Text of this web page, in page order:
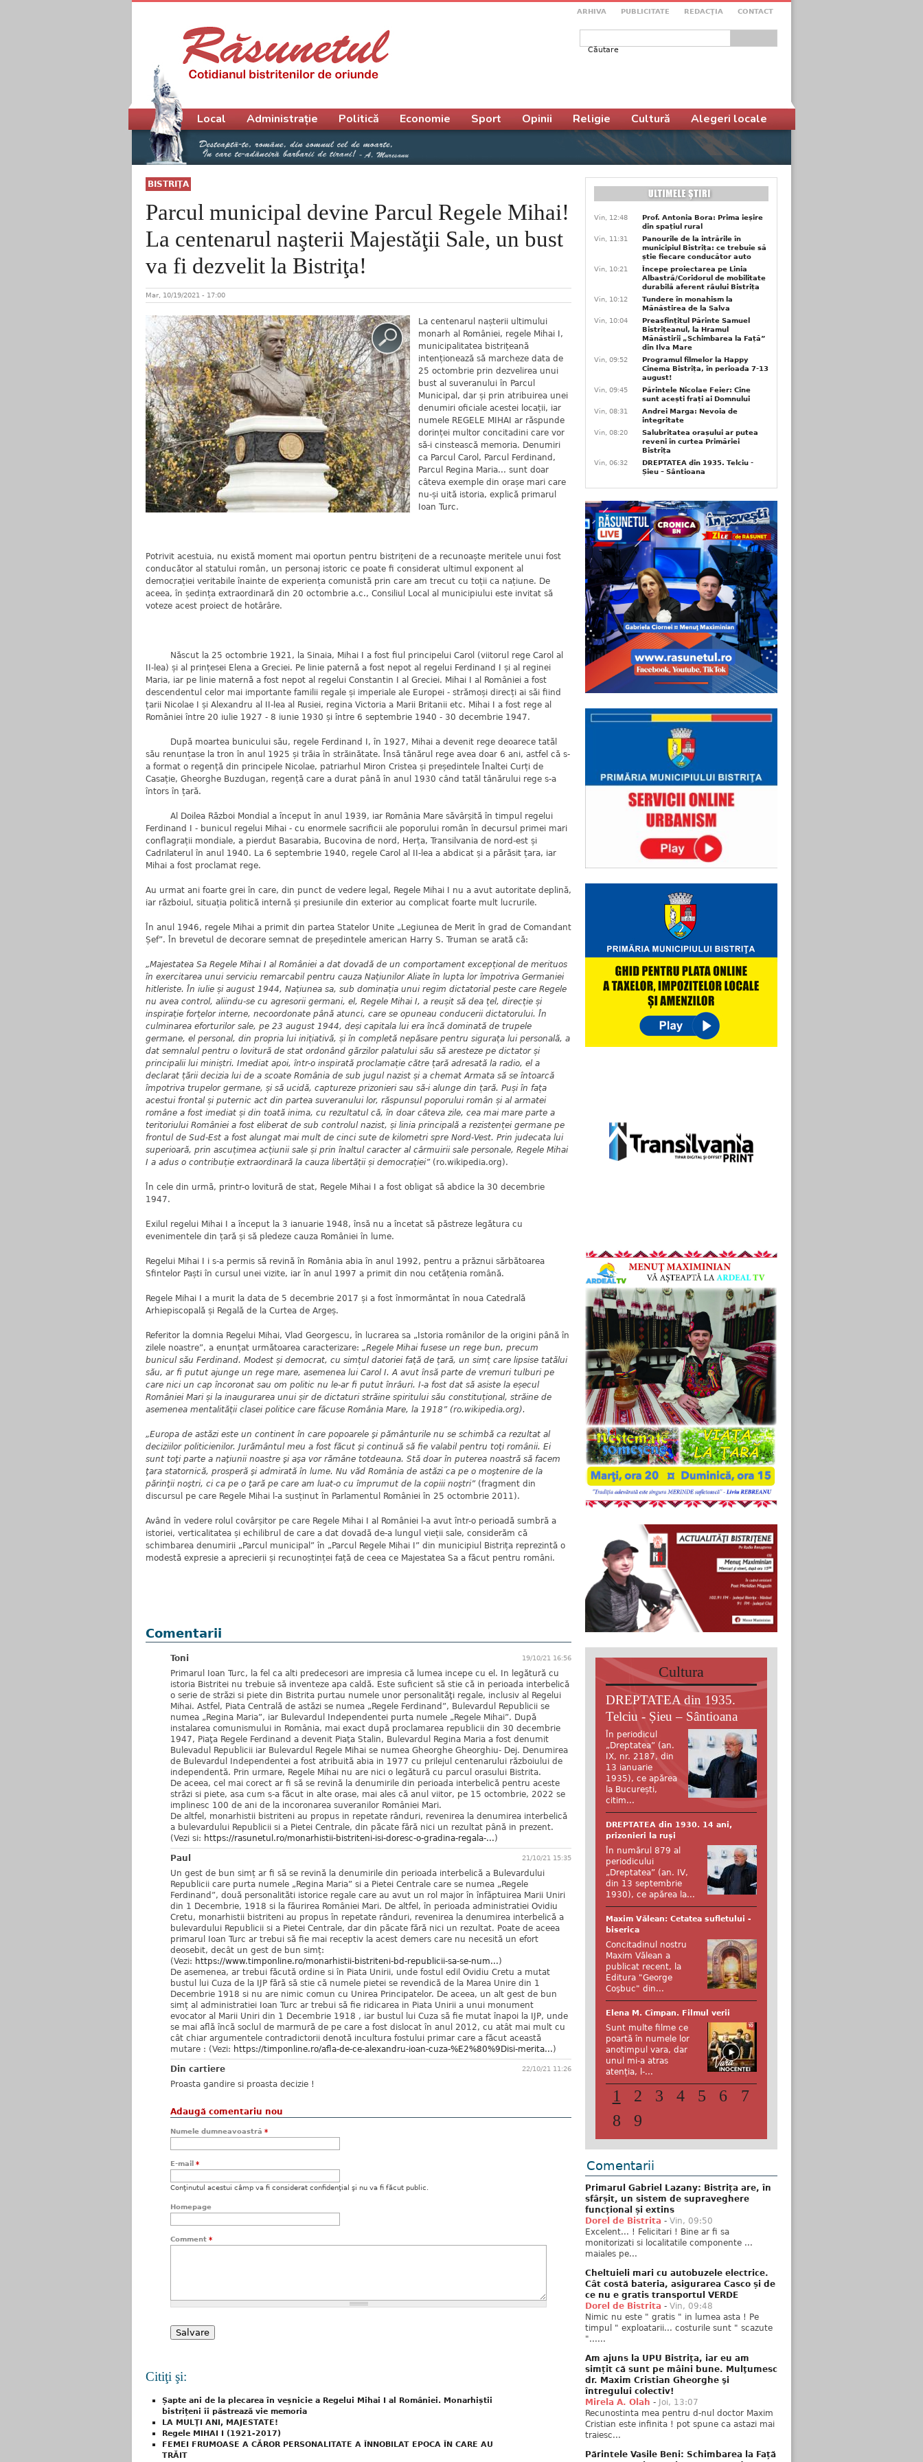
ARHIVA PUBLICITATE REDACŢIA CONTACT
Formular de căutare
BISTRIŢA
Parcul municipal devine Parcul Regele Mihai!
La centenarul naşterii Majestăţii Sale, un bust
va fi dezvelit la Bistriţa!
Mar, 10/19/2021 - 17:00
La centenarul nașterii ultimului
monarh al României, regele Mihai I,
municipalitatea bistrițeană
intenționează să marcheze data de
25 octombrie prin dezvelirea unui
bust al suveranului în Parcul
Municipal, dar și prin atribuirea unei
denumiri oficiale acestei locații, iar
numele REGELE MIHAI ar răspunde
dorinței multor concitadini care vor
să-i cinstească memoria. Denumiri
ca Parcul Carol, Parcul Ferdinand,
Parcul Regina Maria... sunt doar
câteva exemple din orașe mari care
nu-și uită istoria, explică primarul
Ioan Turc.
Potrivit acestuia, nu există moment mai oportun pentru bistrițeni de a recunoaște meritele unui fost
conducător al statului român, un personaj istoric ce poate fi considerat ultimul exponent al
democrației veritabile înainte de experiența comunistă prin care am trecut cu toții ca națiune. De
aceea, în ședința extraordinară din 20 octombrie a.c., Consiliul Local al municipiului este invitat să
voteze acest proiect de hotârâre.
Născut la 25 octombrie 1921, la Sinaia, Mihai I a fost fiul principelui Carol (viitorul rege Carol al
II-lea) și al prințesei Elena a Greciei. Pe linie paternă a fost nepot al regelui Ferdinand I și al reginei
Maria, iar pe linie maternă a fost nepot al regelui Constantin I al Greciei. Mihai I al României a fost
descendentul celor mai importante familii regale și imperiale ale Europei - strămoși direcți ai săi fiind
țarii Nicolae I și Alexandru al II-lea al Rusiei, regina Victoria a Marii Britanii etc. Mihai I a fost rege al
României între 20 iulie 1927 - 8 iunie 1930 și între 6 septembrie 1940 - 30 decembrie 1947.
După moartea bunicului său, regele Ferdinand I, în 1927, Mihai a devenit rege deoarece tatăl
său renunțase la tron în anul 1925 și trăia în străinătate. Însă tânărul rege avea doar 6 ani, astfel că s-
a format o regență din principele Nicolae, patriarhul Miron Cristea și președintele Înaltei Curți de
Casație, Gheorghe Buzdugan, regență care a durat până în anul 1930 când tatăl tânărului rege s-a
întors în țară.
Al Doilea Război Mondial a început în anul 1939, iar România Mare săvârșită în timpul regelui
Ferdinand I - bunicul regelui Mihai - cu enormele sacrificii ale poporului român în decursul primei mari
conflagrații mondiale, a pierdut Basarabia, Bucovina de nord, Herța, Transilvania de nord-est și
Cadrilaterul în anul 1940. La 6 septembrie 1940, regele Carol al II-lea a abdicat și a părăsit țara, iar
Mihai a fost proclamat rege.
Au urmat ani foarte grei în care, din punct de vedere legal, Regele Mihai I nu a avut autoritate deplină,
iar războiul, situația politică internă și presiunile din exterior au complicat foarte mult lucrurile.
În anul 1946, regele Mihai a primit din partea Statelor Unite „Legiunea de Merit în grad de Comandant
Șef”. În brevetul de decorare semnat de președintele american Harry S. Truman se arată că:
„Majestatea Sa Regele Mihai I al României a dat dovadă de un comportament excepțional de merituos
în exercitarea unui serviciu remarcabil pentru cauza Națiunilor Aliate în lupta lor împotriva Germaniei
hitleriste. În iulie și august 1944, Națiunea sa, sub dominația unui regim dictatorial peste care Regele
nu avea control, aliindu-se cu agresorii germani, el, Regele Mihai I, a reușit să dea țel, direcție și
inspirație forțelor interne, necoordonate până atunci, care se opuneau conducerii dictatorului. În
culminarea eforturilor sale, pe 23 august 1944, deși capitala lui era încă dominată de trupele
germane, el personal, din propria lui inițiativă, și în completă nepăsare pentru sigurața lui personală, a
dat semnalul pentru o lovitură de stat ordonând gărzilor palatului său să aresteze pe dictator și
principalii lui miniștri. Imediat apoi, într-o inspirată proclamație către țară adresată la radio, el a
declarat țării decizia lui de a scoate România de sub jugul nazist și a chemat Armata să se întoarcă
împotriva trupelor germane, și să ucidă, captureze prizonieri sau să-i alunge din țară. Puși în fața
acestui frontal și puternic act din partea suveranului lor, răspunsul poporului român și al armatei
române a fost imediat și din toată inima, cu rezultatul că, în doar câteva zile, cea mai mare parte a
teritoriului României a fost eliberat de sub controlul nazist, și linia principală a rezistenței germane pe
frontul de Sud-Est a fost alungat mai mult de cinci sute de kilometri spre Nord-Vest. Prin judecata lui
superioară, prin ascuțimea acțiunii sale și prin înaltul caracter al cârmuirii sale personale, Regele Mihai
I a adus o contribuție extraordinară la cauza libertății și democrației”(ro.wikipedia.org).
În cele din urmă, printr-o lovitură de stat, Regele Mihai I a fost obligat să abdice la 30 decembrie
1947.
Exilul regelui Mihai I a început la 3 ianuarie 1948, însă nu a încetat să păstreze legătura cu
evenimentele din țară și să pledeze cauza României în lume.
Regelui Mihai I i s-a permis să revină în România abia în anul 1992, pentru a prăznui sărbătoarea
Sfintelor Paști în cursul unei vizite, iar în anul 1997 a primit din nou cetățenia română.
Regele Mihai I a murit la data de 5 decembrie 2017 și a fost înmormântat în noua Catedrală
Arhiepiscopală și Regală de la Curtea de Argeș.
Referitor la domnia Regelui Mihai, Vlad Georgescu, în lucrarea sa „Istoria românilor de la origini până în
zilele noastre”, a enunțat următoarea caracterizare: „Regele Mihai fusese un rege bun, precum
bunicul său Ferdinand. Modest și democrat, cu simțul datoriei față de țară, un simț care lipsise tatălui
său, ar fi putut ajunge un rege mare, asemenea lui Carol I. A avut însă parte de vremuri tulburi pe
care nici un cap încoronat sau om politic nu le-ar fi putut înrâuri. I-a fost dat să asiste la eșecul
României Mari și la inaugurarea unui șir de dictaturi străine spiritului său constituțional, străine de
asemenea mentalității clasei politice care făcuse România Mare, la 1918” (ro.wikipedia.org).
„Europa de astăzi este un continent în care popoarele şi pământurile nu se schimbă ca rezultat al
deciziilor politicienilor. Jurământul meu a fost făcut şi continuă să fie valabil pentru toţi românii. Ei
sunt toţi parte a naţiunii noastre şi aşa vor rămâne totdeauna. Stă doar în puterea noastră să facem
ţara statornică, prosperă şi admirată în lume. Nu văd România de astăzi ca pe o moştenire de la
părinţii noştri, ci ca pe o ţară pe care am luat-o cu împrumut de la copiii noştri” (fragment din
discursul pe care Regele Mihai l-a susținut în Parlamentul României în 25 octombrie 2011).
Având în vedere rolul covârșitor pe care Regele Mihai I al României l-a avut într-o perioadă sumbră a
istoriei, verticalitatea și echilibrul de care a dat dovadă de-a lungul vieții sale, considerăm că
schimbarea denumirii „Parcul municipal” în „Parcul Regele Mihai I” din municipiul Bistrița reprezintă o
modestă expresie a aprecierii și recunoștinței față de ceea ce Majestatea Sa a făcut pentru români.
Comentarii
19/10/21 16:56
Toni
Primarul Ioan Turc, la fel ca alti predecesori are impresia că lumea incepe cu el. In legătură cu
istoria Bistritei nu trebuie să inventeze apa caldă. Este suficient să stie că in perioada interbelică
o serie de străzi si piete din Bistrita purtau numele unor personalităţi regale, inclusiv al Regelui
Mihai. Astfel, Piata Centrală de astăzi se numea „Regele Ferdinand”, Bulevardul Republicii se
numea „Regina Maria”, iar Bulevardul Independentei purta numele „Regele Mihai”. După
instalarea comunismului in România, mai exact după proclamarea republicii din 30 decembrie
1947, Piaţa Regele Ferdinand a devenit Piaţa Stalin, Bulevardul Regina Maria a fost denumit
Bulevadul Republicii iar Bulevardul Regele Mihai se numea Gheorghe Gheorghiu- Dej. Denumirea
de Bulevardul Independentei a fost atribuită abia in 1977 cu prilejul centenarului războiului de
independentă. Prin urmare, Regele Mihai nu are nici o legătură cu parcul orasului Bistrita.
De aceea, cel mai corect ar fi să se revină la denumirile din perioada interbelică pentru aceste
străzi si piete, asa cum s-a făcut in alte orase, mai ales că anul viitor, pe 15 octombrie, 2022 se
implinesc 100 de ani de la incoronarea suveranilor României Mari.
De altfel, monarhistii bistriteni au propus in repetate rânduri, revenirea la denumirea interbelică
a bulevardului Republicii si a Pietei Centrale, din păcate fără nici un rezultat până in prezent.
(Vezi si: https://rasunetul.ro/monarhistii-bistriteni-isi-doresc-o-gradina-regala-...)
21/10/21 15:35
Paul
Un gest de bun simț ar fi să se revină la denumirile din perioada interbelică a Bulevardului
Republicii care purta numele „Regina Maria” si a Pietei Centrale care se numea „Regele
Ferdinand”, două personalităti istorice regale care au avut un rol major în înfăptuirea Marii Uniri
din 1 Decembrie, 1918 si la făurirea României Mari. De altfel, în perioada administratiei Ovidiu
Cretu, monarhistii bistriteni au propus în repetate rânduri, revenirea la denumirea interbelică a
bulevardului Republicii si a Pietei Centrale, dar din păcate fără nici un rezultat. Poate de aceea
primarul Ioan Turc ar trebui să fie mai receptiv la acest demers care nu necesită un efort
deosebit, decât un gest de bun simț:
(Vezi: https://www.timponline.ro/monarhistii-bistriteni-bd-republicii-sa-se-num...)
De asemenea, ar trebui făcută ordine si în Piata Unirii, unde fostul edil Ovidiu Cretu a mutat
bustul lui Cuza de la IJP fără să stie că numele pietei se revendică de la Marea Unire din 1
Decembrie 1918 si nu are nimic comun cu Unirea Principatelor. De aceea, un alt gest de bun
simț al administratiei Ioan Turc ar trebui să fie ridicarea in Piata Unirii a unui monument
evocator al Marii Uniri din 1 Decembrie 1918 , iar bustul lui Cuza să fie mutat înapoi la IJP, unde
se mai află încă soclul de marmură de pe care a fost dislocat în anul 2012, cu atât mai mult cu
cât chiar argumentele contradictorii denotă incultura fostului primar care a făcut această
mutare : (Vezi: https://timponline.ro/afla-de-ce-alexandru-ioan-cuza-%E2%80%9Disi-merita...)
22/10/21 11:26
Din cartiere
Proasta gandire si proasta decizie !
Adaugă comentariu nou
Numele dumneavoastră *
E-mail *
Conţinutul acestui câmp va fi considerat confidenţial şi nu va fi făcut public.
Homepage
Comment *
Citiţi şi:
Șapte ani de la plecarea în veșnicie a Regelui Mihai I al României. Monarhiștii
bistrițeni îi păstrează vie memoria
LA MULŢI ANI, MAJESTATE!
Regele MIHAI I (1921-2017)
FEMEI FRUMOASE A CĂROR PERSONALITATE A ÎNNOBILAT EPOCA ÎN CARE AU
TRĂIT
Meniu principal
Local Administrație Politică Economie Sport Opinii Religie Cultură Alegeri locale
Vin, 12:48
Prof. Antonia Bora: Prima ieșire
din spațiul rural
Vin, 11:31
Panourile de la intrările în
municipiul Bistrița: ce trebuie să
știe fiecare conducător auto
Vin, 10:21
Începe proiectarea pe Linia
Albastră/Coridorul de mobilitate
durabilă aferent râului Bistrița
Vin, 10:12
Tundere în monahism la
Mănăstirea de la Salva
Vin, 10:04
Preasfințitul Părinte Samuel
Bistrițeanul, la Hramul
Mănăstirii „Schimbarea la Față”
din Ilva Mare
Vin, 09:52
Programul filmelor la Happy
Cinema Bistrița, în perioada 7-13
august!
Vin, 09:45
Părintele Nicolae Feier: Cine
sunt acești frați ai Domnului
Vin, 08:31
Andrei Marga: Nevoia de
integritate
Vin, 08:20
Salubritatea orașului ar putea
reveni în curtea Primăriei
Bistrița
Vin, 06:32
DREPTATEA din 1935. Telciu -
Șieu – Sântioana
Cultura
DREPTATEA din 1935.
Telciu - Șieu – Sântioana
În periodicul
„Dreptatea” (an.
IX, nr. 2187, din
13 ianuarie
1935), ce apărea
la București,
citim...
DREPTATEA din 1930. 14 ani,
prizonieri la ruși
În numărul 879 al
periodicului
„Dreptatea” (an. IV,
din 13 septembrie
1930), ce apărea la...
Maxim Vălean: Cetatea sufletului -
biserica
Concitadinul nostru
Maxim Vălean a
publicat recent, la
Editura "George
Coşbuc" din...
Elena M. Cîmpan. Filmul verii
Sunt multe filme ce
poartă în numele lor
anotimpul vara, dar
unul mi-a atras
atenția, l-...
1 2 3 4 5 6
7
8
9
Comentarii
Primarul Gabriel Lazany: Bistrița are, în
sfârșit, un sistem de supraveghere
funcțional și extins
Dorel de Bistrita - Vin, 09:50
Excelent... ! Felicitari ! Bine ar fi sa
monitorizati si localitatile componente ...
maiales pe...
Cheltuieli mari cu autobuzele electrice.
Cât costă bateria, asigurarea Casco și de
ce nu e gratis transportul VERDE
Dorel de Bistrita - Vin, 09:48
Nimic nu este " gratis " in lumea asta ! Pe
timpul " exploatarii... costurile sunt " scazute
"......
Am ajuns la UPU Bistrița, iar eu am
simțit că sunt pe mâini bune. Mulţumesc
dr. Maxim Cristian Gheorghe şi
întregului colectiv!
Mirela A. Olah - Joi, 13:07
Recunostinta mea pentru d-nul doctor Maxim
Cristian este infinita ! pot spune ca astazi mai
traiesc...
Părintele Vasile Beni: Schimbarea la Față